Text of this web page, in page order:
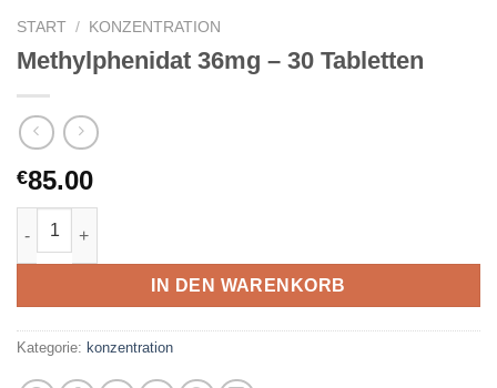
START / KONZENTRATION
Methylphenidat 36mg – 30 Tabletten
€85.00
Methylphenidat 36mg – 30 Tabletten Menge
IN DEN WARENKORB
Kategorie: konzentration